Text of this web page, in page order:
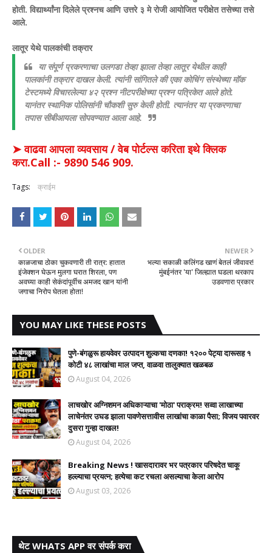
होती. विद्यार्थ्यांना दिलेले प्रश्नच आणि उत्तरे ३ मे रोजी आयोजित परीक्षेत तसेच्या तसे
आले.
लातूर येथे पालकांची तक्रार
या संपूर्ण प्रकरणाचा उलगडा तेव्हा झाला तेव्हा लातूर येथील काही
पालकांनी तक्रार दाखल केली. त्यांनी सांगितले की एका कोचिंग संस्थेच्या मॉक
टेस्टमध्ये विचारलेल्या ४२ प्रश्न नीटपरीक्षेच्या प्रश्न पत्रिकेत आले होते.
यानंतर स्थानिक पोलिसांनी चौकशी सुरु केली होती. त्यानंतर या प्रकरणाचा
तपास सीबीआयला सोपवण्यात आला आहे.
➤ वाढवा आपला व्यवसाय / वेब पोर्टल्स करिता इथे क्लिक
करा.Call :- 9890 546 909.
Tags: क्राईम
NEWER
भल्या सकाळी कलिंगड खाणं बेतलं जीवावर!
मुंबईनंतर 'या' जिल्ह्यात घडला थरकाप
उडवणारा प्रकार
OLDER
काळजाचा ठोका चुकवणारी ती रात्र: हातात
इंजेक्शन घेऊन मुलगा घरात शिरला, पण
अवघ्या काही सेकंदांपूर्वीच अमजद खान यांनी
जगाचा निरोप घेतला होता!
YOU MAY LIKE THESE POSTS
पुणे-बंगळुरू हायवेवर उत्पादन शुल्कचा दणका! १२०० पेट्या दारूसह १
कोटी ४८ लाखांचा माल जप्त, वाळवा तालुक्यात खळबळ
August 04, 2026
लाचखोर अग्निशमन अधिकाऱ्याचा 'मोठा' पराक्रम! सव्वा लाखाच्या
लाचेनंतर उघड झाला पावणेसत्तावीस लाखांचा काळा पैसा; विजय पवारवर
दुसरा गुन्हा दाखल!​
August 04, 2026
Breaking News ! खासदारावर भर पत्रकार परिषदेत चाकू
हल्ल्याचा प्रयत्न; हत्येचा कट रचला असल्याचा केला आरोप
August 03, 2026
थेट WHATS APP वर संपर्क करा